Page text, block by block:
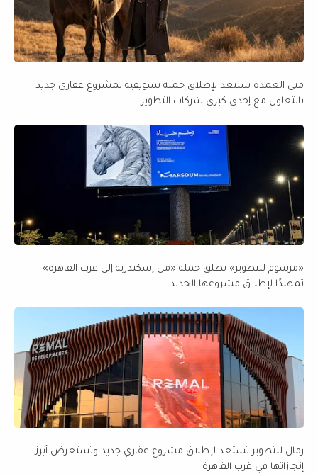
منى العمدة تستعد لإطلاق حملة تسويقية لمشروع عقاري جديد
بالتعاون مع إحدى كبرى شركات التطوير
«مرسوم للتطوير» تطلق حملة «من إسكندرية إلى غرب القاهرة»
تمهيدًا لإطلاق مشروعها الجديد
رمال للتطوير تستعد لإطلاق مشروع عقاري جديد وتستعرض أبرز
إنجازاتها في غرب القاهرة